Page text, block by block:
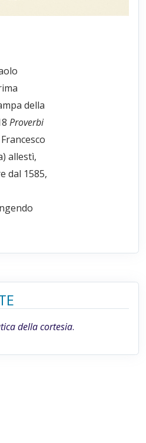
della
Proverbi
allestì,
dal 1585,
della cortesia.